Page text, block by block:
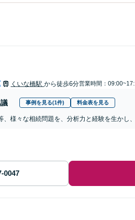
くいな橋駅 から徒歩6分営業時間：
事例を見る(1件) 料金表を見る
、様々な相続問題を、分析力と経験を生かし